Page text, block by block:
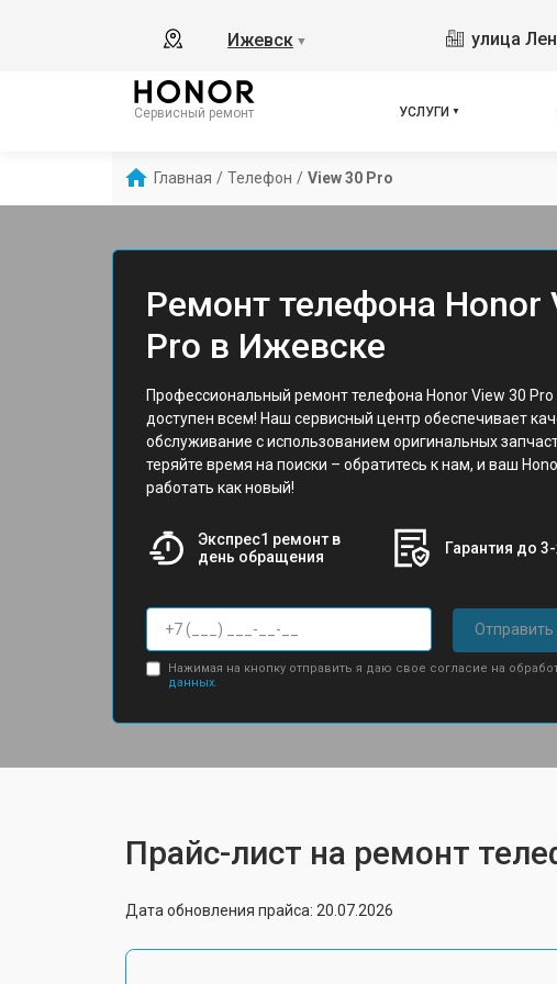
Ижевск ▼ улица
Сервисный ремонт УСЛУГИ
Главная / Телефон / View 30 Pro
Ремонт телефона Honor
Pro в Ижевске
Профессиональный ремонт телефона Honor View 30
доступен всем! Наш сервисный центр обеспечивает
обслуживание с использованием оригинальных
теряйте время на поиски – обратитесь к нам, и ваш
работать как новый!
Экспрес1 ремонт в
день обращения
Гарантия до
Отправить
Нажимая на кнопку отправить я даю свое согласие на
данных.
Прайс-лист на ремонт
Дата обновления прайса: 20.07.2026